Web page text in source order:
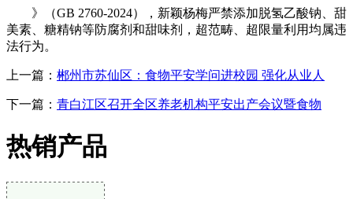
》（GB 2760-2024），新颖杨梅严禁添加脱氢乙酸钠、甜
美素、糖精钠等防腐剂和甜味剂，超范畴、超限量利用均属违
法行为。
上一篇： 郴州市苏仙区：食物平安学问进校园 强化从业人
下一篇： 青白江区召开全区养老机构平安出产会议暨食物
热销产品